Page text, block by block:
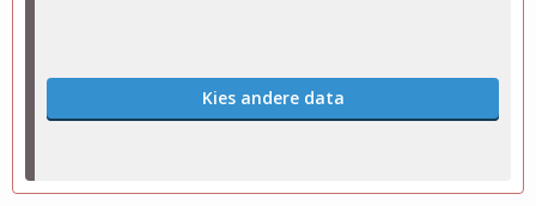
Kies andere data